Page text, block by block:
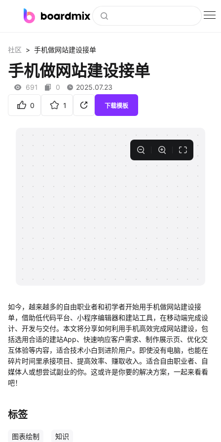
社区资源
下载
客户案例
支持
社区 > 手机做网站建设接单
手机做网站建设接单
691 0 2025.07.23
0 1 下载模板
如今，越来越多的自由职业者和初学者开始用手机做网站建设接
单，借助低代码平台、小程序编辑器和建站工具，在移动端完成设
计、开发与交付。本文将分享如何利用手机高效完成网站建设，包
括选用合适的建站App、快速响应客户需求、制作展示页、优化交
互体验等内容，适合技术小白到进阶用户。即使没有电脑，也能在
碎片时间里承接项目、提高效率、赚取收入。适合自由职业者、自
媒体人或想尝试副业的你。这或许是你要的解决方案，一起来看看
吧！
标签
图表绘制 知识